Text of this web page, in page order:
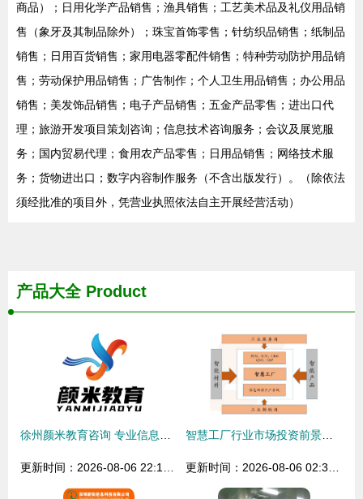
商品）；日用化学产品销售；渔具销售；工艺美术品及礼仪用品销
售（象牙及其制品除外）；珠宝首饰零售；针纺织品销售；纸制品
销售；日用百货销售；家用电器零配件销售；特种劳动防护用品销
售；劳动保护用品销售；广告制作；个人卫生用品销售；办公用品
销售；美发饰品销售；电子产品销售；五金产品零售；进出口代
理；旅游开发项目策划咨询；信息技术咨询服务；会议及展览服
务；国内贸易代理；食用农产品零售；日用品销售；网络技术服
务；货物进出口；数字内容制作服务（不含出版发行）。（除依法
须经批准的项目外，凭营业执照依法自主开展经营活动）
产品大全Product